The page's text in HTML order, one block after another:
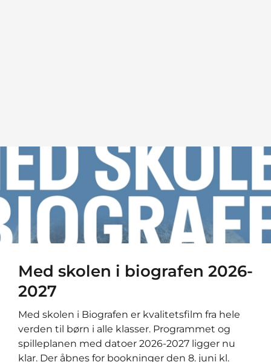
Med skolen i biografen 2026-
2027
Med skolen i Biografen er kvalitetsfilm fra hele
verden til børn i alle klasser. Programmet og
spilleplanen med datoer 2026-2027 ligger nu
klar. Der åbnes for bookninger den 8. juni kl.